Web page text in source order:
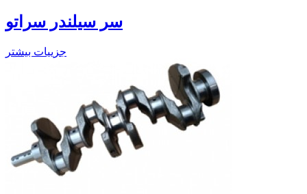
سر سیلندر سراتو
جزییات بیشتر